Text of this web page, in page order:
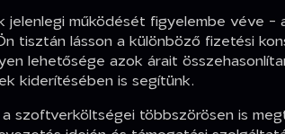
működését figyelembe véve -
tisztán lásson a különböző fizetési
lehetősége azok árait
kiderítésében is segítünk.
többszörösen is